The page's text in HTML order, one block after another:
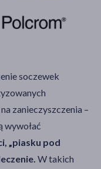
soczewek
zanieczyszczenia –
wywołać
„piasku pod
W takich